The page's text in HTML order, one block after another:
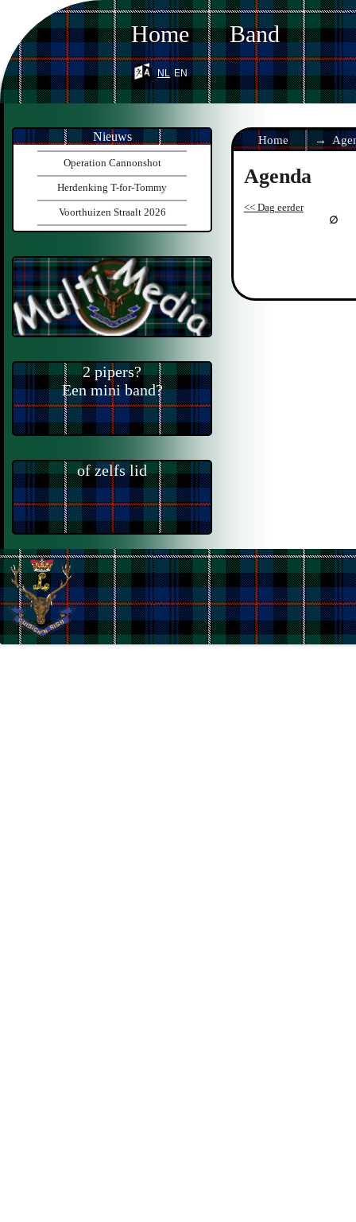
Home Band
nl en
Home
Agenda
<< Dag eerder
Nieuws
Operation Cannonshot
Herdenking T-for-Tommy
Voorthuizen Straalt 2026
2 pipers?
Een mini band?
of zelfs lid